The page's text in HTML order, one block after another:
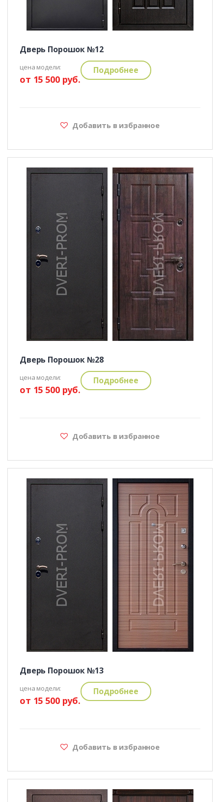
Дверь Порошок №12
цена модели:
от 15 500 руб.
Подробнее
Добавить в избранное
Дверь Порошок №28
цена модели:
от 15 500 руб.
Подробнее
Добавить в избранное
Дверь Порошок №13
цена модели:
от 15 500 руб.
Подробнее
Добавить в избранное